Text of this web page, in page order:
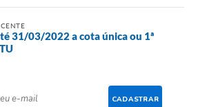
31/03/2022 a cota única ou 1ª
CADASTRAR